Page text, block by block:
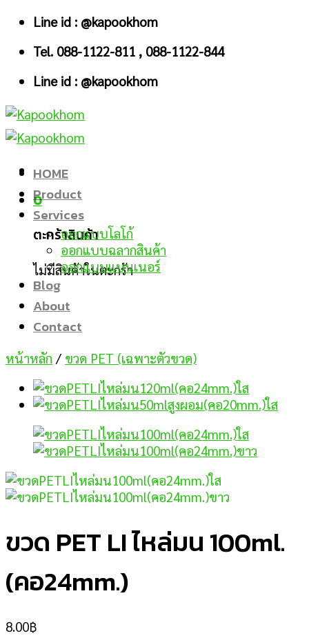
Skip
content
Line id : @kapookhom
Tel. 088-1122-811 , 088-1122-844
Line id : @kapookhom
0
ตะกร้าสินค้า
ไม่มีสินค้าในตะกร้า
HOME
Product
Services
ออกแบบโลโก้
ออกแบบฉลากสินค้า
ออกแบบแบนเนอร์
Blog
About
Contact
หน้าหลัก / ขวด PET (เฉพาะตัวขวด)
ขวด PET LI ไหล่มน 100ml.
(คอ24mm.)
8.00฿